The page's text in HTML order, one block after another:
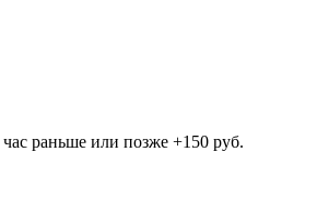
раньше или позже +150 руб.